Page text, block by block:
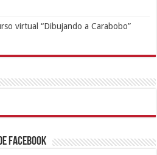
virtual “Dibujando a Carabobo”
Facebook